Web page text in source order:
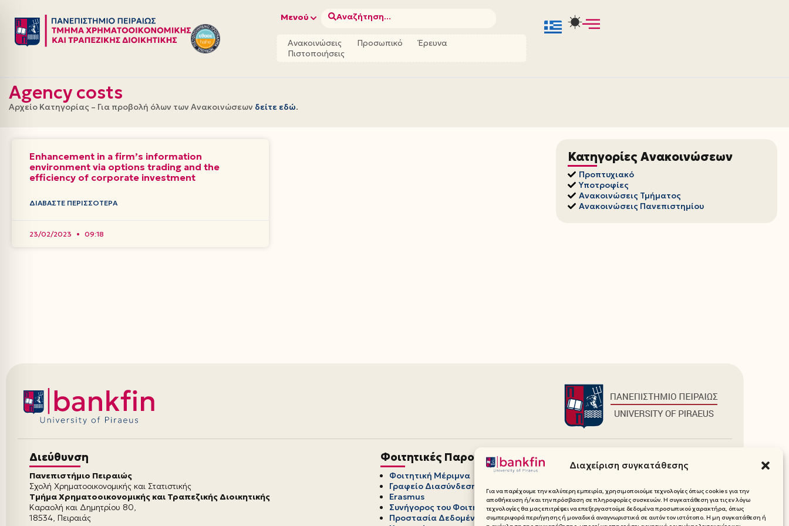
Διαχείριση συγκατάθεσης
Για να παρέχουμε την καλύτερη εμπειρία, χρησιμοποιούμε τεχνολογίες όπως cookies για την
αποθήκευση ή/και την πρόσβαση σε πληροφορίες συσκευών. Η συγκατάθεση για τις εν λόγω
τεχνολογίες θα μας επιτρέψει να επεξεργαστούμε δεδομένα προσωπικού χαρακτήρα, όπως
συμπεριφορά περιήγησης ή μοναδικά αναγνωριστικά σε αυτόν τον ιστότοπο. Η μη συγκατάθεση ή
Μεταπηδήστε
στο
Μενού Αναζήτηση...
Ανακοινώσεις Προσωπικό
Έρευνα
Πιστοποιήσεις
Agency costs
Αρχείο Κατηγορίας – Για προβολή όλων των Ανακοινώσεων δείτε εδώ.
Enhancement in a firm’s information
environment via options trading and the
efficiency of corporate investment
ΔΙΑΒΆΣΤΕ ΠΕΡΙΣΣΌΤΕΡΑ
23/02/2023 09:18
Κατηγορίες Ανακοινώσεων
Προπτυχιακό
Υποτροφίες
Ανακοινώσεις Τμήματος
Ανακοινώσεις Πανεπιστημίου
Διεύθυνση
Πανεπιστήμιο Πειραιώς
Σχολή Χρηματοοικονομικής και Στατιστικής
Τμήμα Χρηματοοικονομικής και Τραπεζικής Διοικητικής
Καραολή και Δημητρίου 80,
18534, Πειραιάς
Φοιτητικές Παροχές
Φοιτητική Μέριμνα
Γραφείο Διασύνδεσης
Erasmus
Συνήγορος του Φοιτητή
Προστασία Δεδομένων Προσωπικού
Media Pack (Λογότυπα, Χρώματα)
Επικοινωνία